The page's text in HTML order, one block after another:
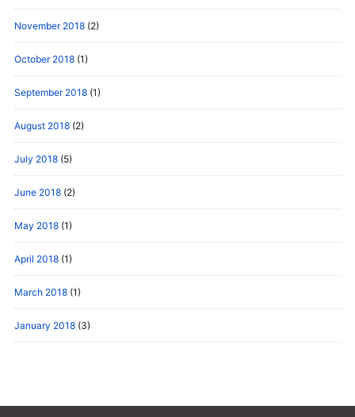
November 2018(2)
October 2018(1)
September 2018(1)
August 2018(2)
July 2018(5)
June 2018(2)
May 2018(1)
April 2018(1)
March 2018(1)
January 2018(3)